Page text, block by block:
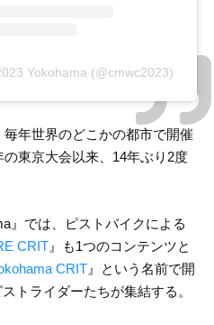
Yokohama (@cmwc2023)
年世界のどこかの都市で開催
東京大会以来、14年ぶり2度
』では、ピストバイクによる
CRIT』も1つのコンテンツと
CRIT』という名前で開
トライダーたちが集結する。